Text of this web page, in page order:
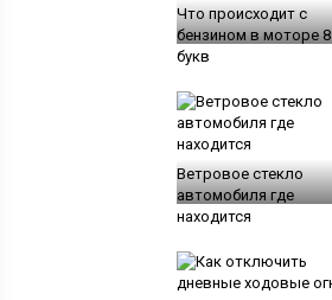
Что происходит с
бензином в моторе 8
букв
Ветровое стекло
автомобиля где
находится